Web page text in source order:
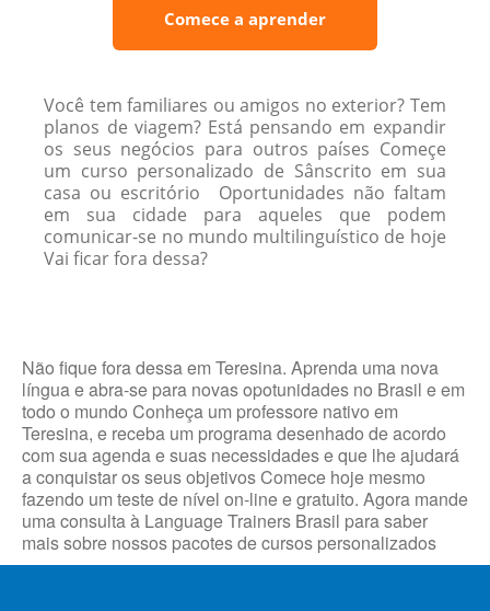
Comece a aprender
Você tem familiares ou amigos no exterior? Tem
planos de viagem? Está pensando em expandir
os seus negócios para outros países Começe
um curso personalizado de Sânscrito em sua
casa ou escritório Oportunidades não faltam
em sua cidade para aqueles que podem
comunicar-se no mundo multilinguístico de hoje
Vai ficar fora dessa?
Não fique fora dessa em Teresina. Aprenda uma nova
língua e abra-se para novas opotunidades no Brasil e em
todo o mundo Conheça um professore nativo em
Teresina, e receba um programa desenhado de acordo
com sua agenda e suas necessidades e que lhe ajudará
a conquistar os seus objetivos Comece hoje mesmo
fazendo um teste de nível on-line e gratuito. Agora mande
uma consulta à Language Trainers Brasil para saber
mais sobre nossos pacotes de cursos personalizados